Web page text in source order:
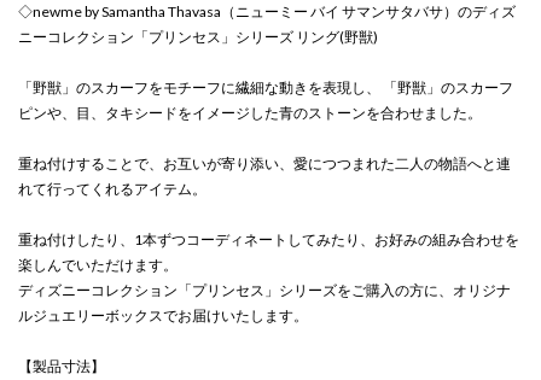
◇newme by Samantha Thavasa（ニューミー バイ サマンサタバサ）のディズ
ニーコレクション「プリンセス」シリーズ リング(野獣)
「野獣」のスカーフをモチーフに繊細な動きを表現し、 「野獣」のスカーフ
ピンや、目、タキシードをイメージした青のストーンを合わせました。
重ね付けすることで、お互いが寄り添い、愛につつまれた二人の物語へと連
れて行ってくれるアイテム。
重ね付けしたり、1本ずつコーディネートしてみたり、お好みの組み合わせを
楽しんでいただけます。
ディズニーコレクション「プリンセス」シリーズをご購入の方に、オリジナ
ルジュエリーボックスでお届けいたします。
【製品寸法】